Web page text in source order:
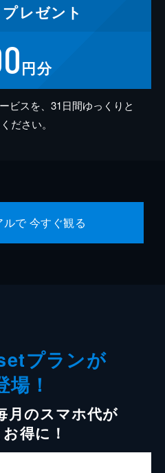
プレゼント
円分
ビスを、31日間ゆっくりと
ださい。
で 今すぐ観る
プランが
場！
月のスマホ代が
得に！